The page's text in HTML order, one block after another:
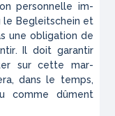
personnelle im­
le Begleitschein et
une obligation de
. Il doit garan­tir
sur cette mar­
dans le temps,
comme dûment